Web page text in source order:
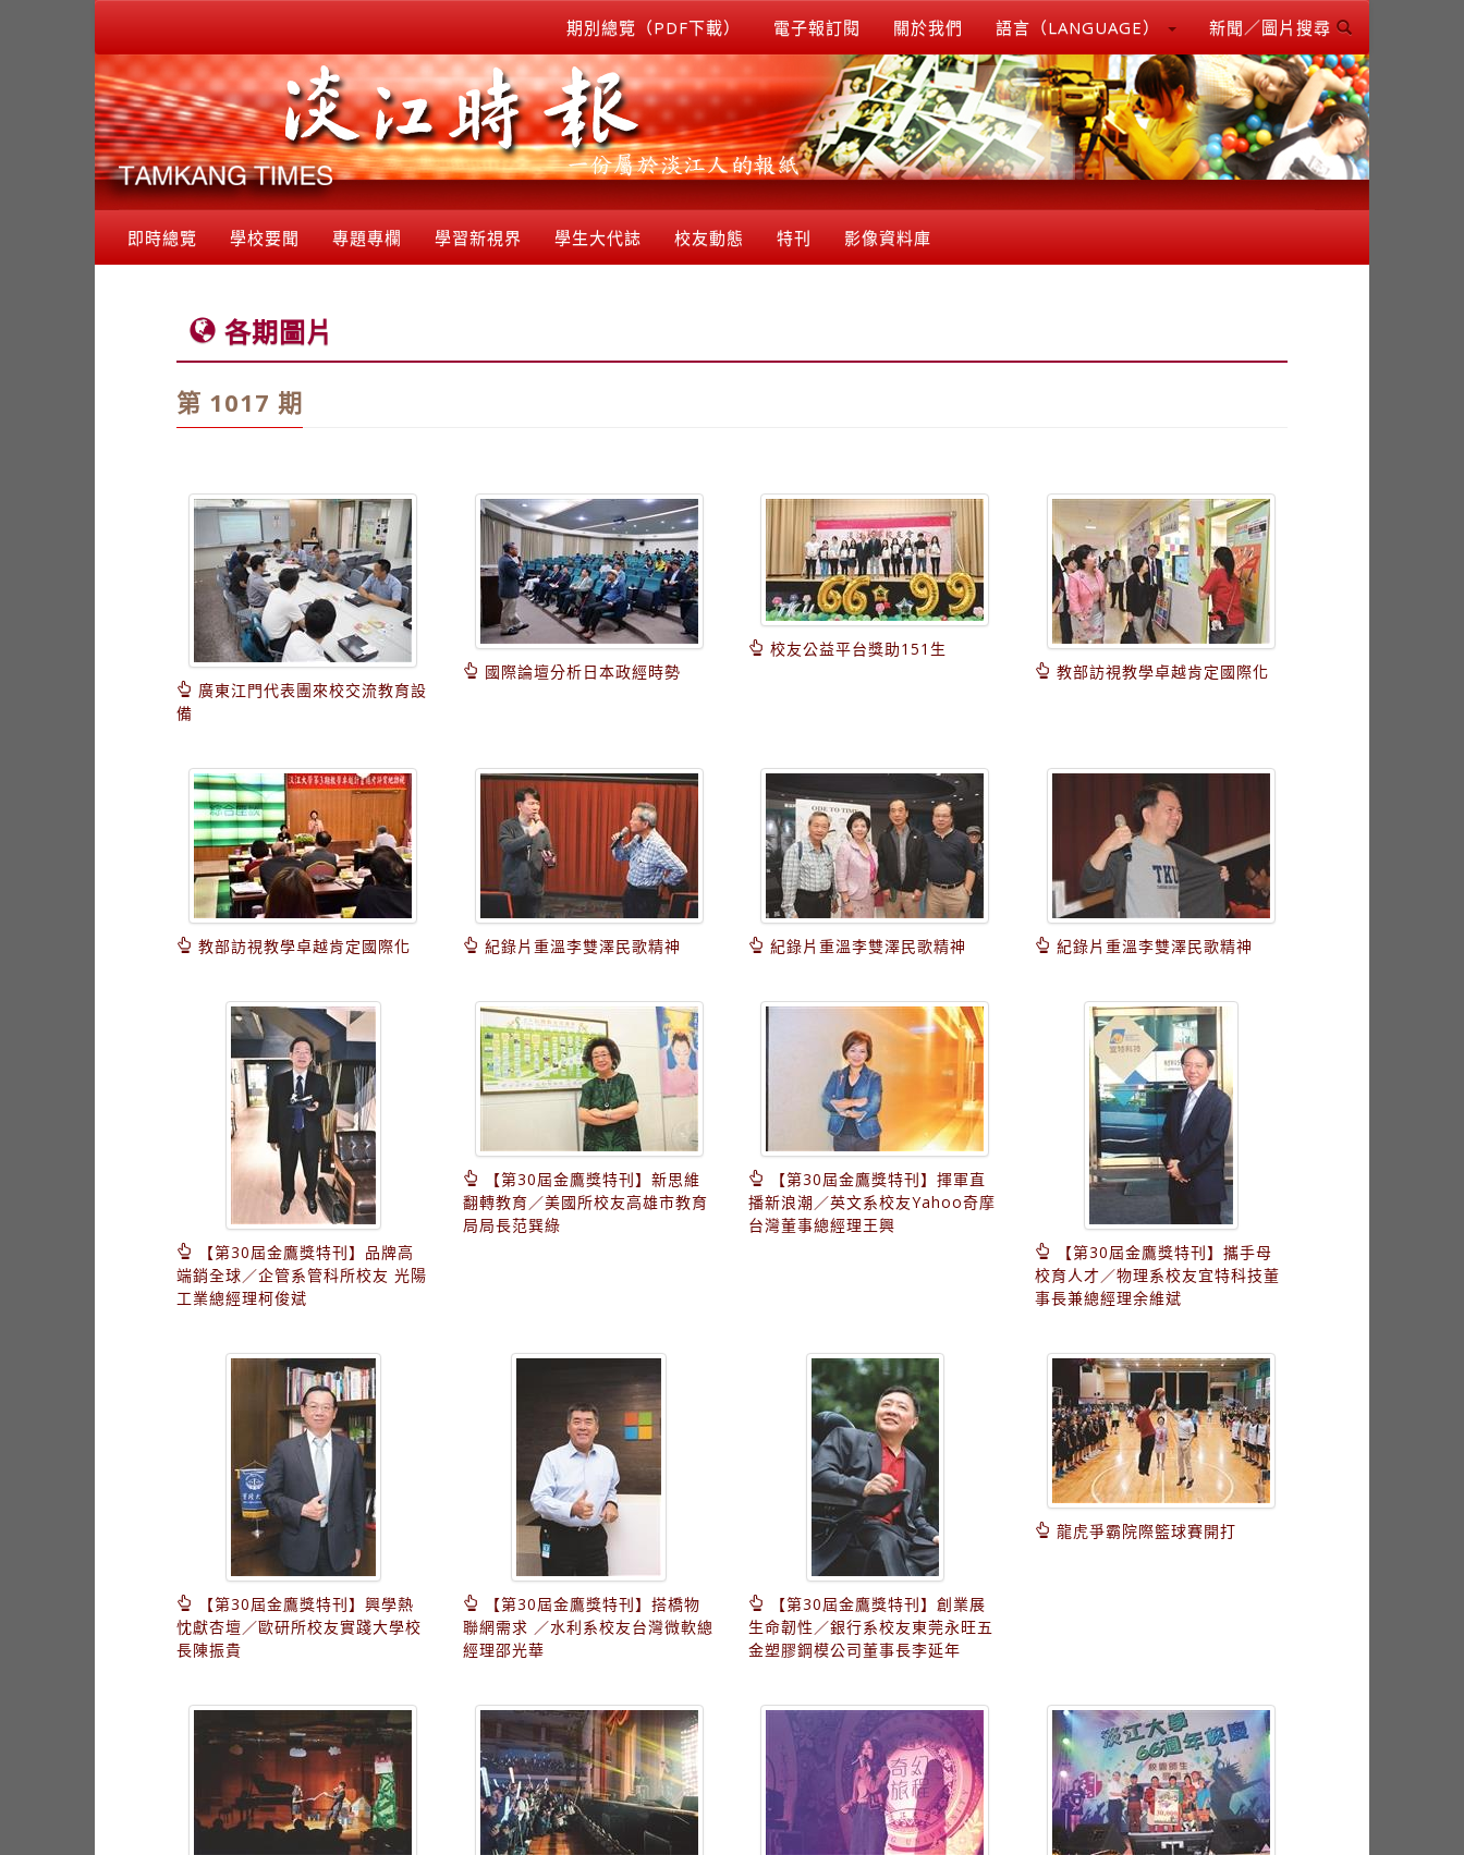
期別總覽（PDF下載） 電子報訂閱 關於我們 語言（LANGUAGE） 新聞／圖片搜尋
即時總覽 學校要聞 專題專欄 學習新視界 學生大代誌 校友動態 特刊 影像資料庫
各期圖片
第 1017 期
廣東江門代表團來校交流教育設
備
國際論壇分析日本政經時勢
校友公益平台獎助151生
教部訪視教學卓越肯定國際化
教部訪視教學卓越肯定國際化 紀錄片重溫李雙澤民歌精神 紀錄片重溫李雙澤民歌精神 紀錄片重溫李雙澤民歌精神
【第30屆金鷹獎特刊】品牌高
端銷全球／企管系管科所校友 光陽
工業總經理柯俊斌
【第30屆金鷹獎特刊】新思維
翻轉教育／美國所校友高雄市教育
局局長范巽綠
【第30屆金鷹獎特刊】揮軍直
播新浪潮／英文系校友Yahoo奇摩
台灣董事總經理王興
【第30屆金鷹獎特刊】攜手母
校育人才／物理系校友宜特科技董
事長兼總經理余維斌
【第30屆金鷹獎特刊】興學熱
忱獻杏壇／歐研所校友實踐大學校
長陳振貴
【第30屆金鷹獎特刊】搭橋物
聯網需求 ／水利系校友台灣微軟總
經理邵光華
【第30屆金鷹獎特刊】創業展
生命韌性／銀行系校友東莞永旺五
金塑膠鋼模公司董事長李延年
龍虎爭霸院際籃球賽開打